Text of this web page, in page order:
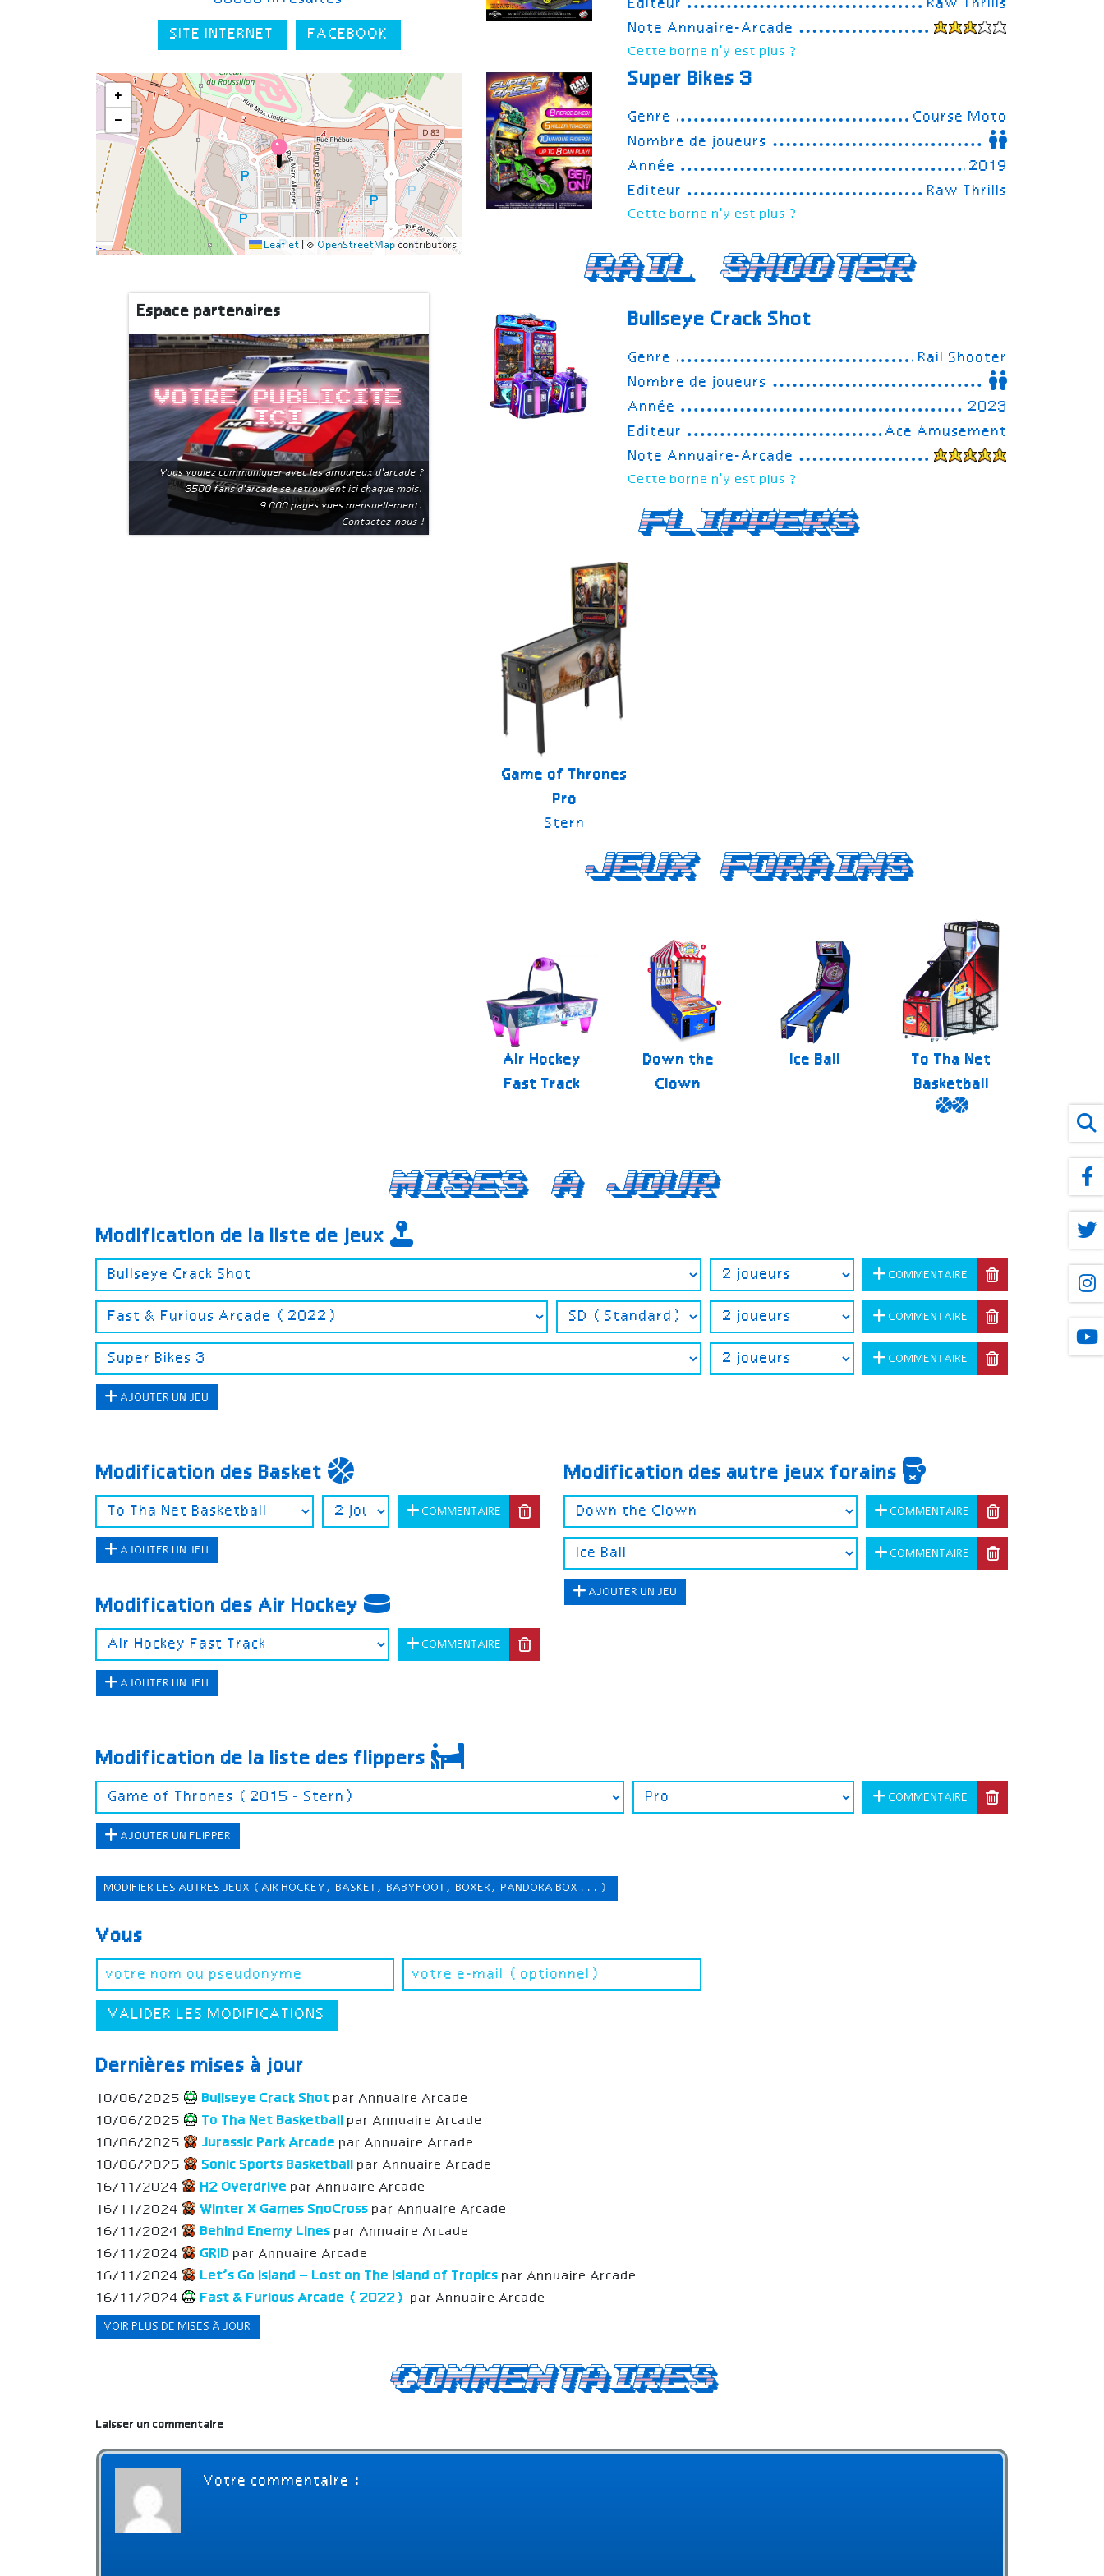
SITE INTERNET FACEBOOK
+
−
Leaflet © OpenStreetMap contributors
Espace partenaires
Votre publicite
ici
Vous voulez communiquer avec les amoureux d'arcade ?
3500 fans d'arcade se retrouvent ici chaque mois.
9 000 pages vues mensuellement.
Contactez-nous !
Editeur
Raw Thrills
Note Annuaire-Arcade
Cette borne n'y est plus ?
Super Bikes 3
Genre
Course Moto
Nombre de joueurs
Année
2019
Editeur
Raw Thrills
Cette borne n'y est plus ?
Rail Shooter
Bullseye Crack Shot
Genre
Rail Shooter
Nombre de joueurs
Année
2023
Editeur
Ace Amusement
Note Annuaire-Arcade
Cette borne n'y est plus ?
Flippers
Game of Thrones
Pro
Stern
Jeux forains
Air Hockey
Fast Track
Down the
Clown
Ice Ball
To Tha Net
Basketball
Mises a jour
Modification de la liste de jeux
COMMENTAIRE
COMMENTAIRE
COMMENTAIRE
AJOUTER UN JEU
Modification des Basket
COMMENTAIRE
AJOUTER UN JEU
Modification des Air Hockey
COMMENTAIRE
AJOUTER UN JEU
Modification des autre jeux forains
COMMENTAIRE
COMMENTAIRE
AJOUTER UN JEU
Modification de la liste des flippers
COMMENTAIRE
AJOUTER UN FLIPPER
MODIFIER LES AUTRES JEUX (AIR HOCKEY, BASKET, BABYFOOT, BOXER, PANDORA BOX ...)
Vous
VALIDER LES MODIFICATIONS
Dernières mises à jour
10/06/2025 Bullseye Crack Shot par Annuaire Arcade
10/06/2025
To Tha Net Basketball par Annuaire Arcade
10/06/2025
Jurassic Park Arcade par Annuaire Arcade
10/06/2025
Sonic Sports Basketball par Annuaire Arcade
16/11/2024
H2 Overdrive par Annuaire Arcade
16/11/2024
Winter X Games SnoCross par Annuaire Arcade
16/11/2024
Behind Enemy Lines par Annuaire Arcade
16/11/2024
GRID par Annuaire Arcade
16/11/2024
Let’s Go Island – Lost on The Island of Tropics par Annuaire Arcade
16/11/2024
Fast & Furious Arcade (2022) par Annuaire Arcade
VOIR PLUS DE MISES À JOUR
Commentaires
Laisser un commentaire